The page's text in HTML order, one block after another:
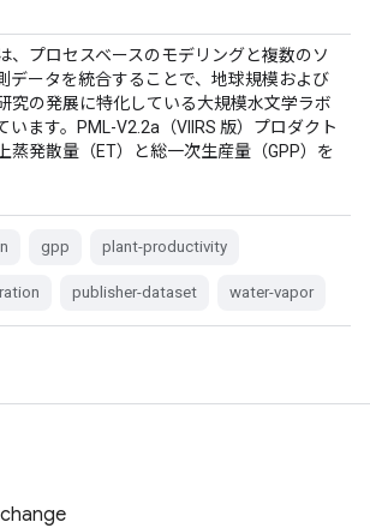
、プロセスベースのモデリングと複数のソ
データを統合することで、地球規模および
究の発展に特化している大規模水文学ラボ
います。PML-V2.2a（VIIRS 版）プロダクト
蒸発散量（ET）と総一次生産量（GPP）を
gpp plant-productivity
publisher-dataset water-vapor